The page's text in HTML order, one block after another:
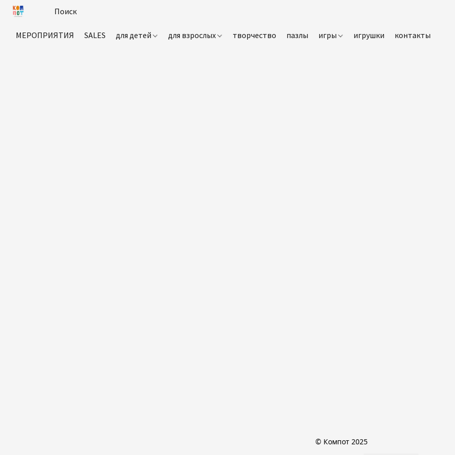
МЕРОПРИЯТИЯ SALES для детей для взрослых творчество пазлы игры игрушки контакты
© Компот 2025